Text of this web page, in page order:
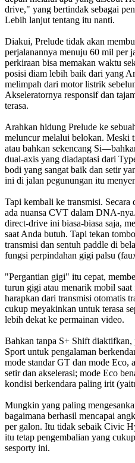
drive," yang bertindak sebagai
Lebih lanjut tentang itu nanti.
Diakui, Prelude tidak akan
perjalanannya menuju 60 mil per
perkiraan bisa memakan waktu
posisi diam lebih baik dari yang
melimpah dari motor listrik
Akseleratornya responsif dan
terasa.
Arahkan hidung Prelude ke
meluncur melalui belokan. Meski
atau bahkan sekencang
dual-axis yang diadaptasi dari
bodi yang sangat baik dan setir
ini di jalan pegunungan itu
Tapi kembali ke transmisi.
ada nuansa CVT dalam DNA-
direct-drive ini biasa-biasa saja,
saat Anda butuh. Tapi tekan
transmisi dan sentuh paddle di
fungsi perpindahan gigi palsu
"Pergantian gigi" itu cepat,
turun gigi atau menarik mobil
harapkan dari transmisi otomatis
cukup meyakinkan untuk terasa
lebih dekat ke permainan video.
Bahkan tanpa S+ Shift
Sport untuk pengalaman
mode standar GT dan mode Eco,
setir dan akselerasi; mode Eco
kondisi berkendara paling irit
Mungkin yang paling
bagaimana berhasil mencapai
per galon. Itu tidak sebaik Civic
itu tetap pengembalian yang
sesporty ini.